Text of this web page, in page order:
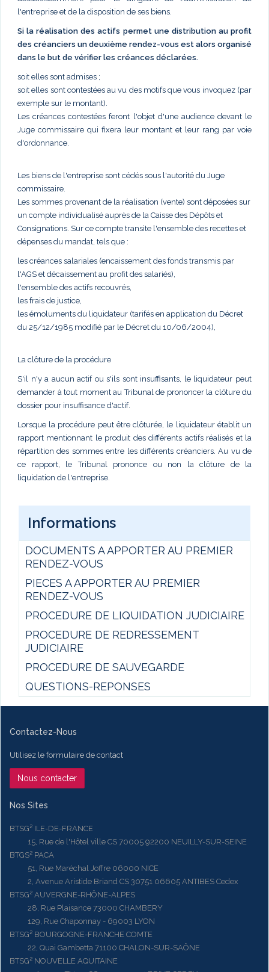
l'entreprise et de la disposition de ses biens.
Si la réalisation des actifs permet une distribution au profit
des créanciers un deuxième rendez-vous est alors organisé
dans le but de vérifier les créances déclarées.
soit elles sont admises ;
soit elles sont contestées au vu des motifs que vous invoquez (par
exemple sur le montant).
Les créances contestées feront l'objet d'une audience devant le
Juge commissaire qui fixera leur montant et leur rang par voie
d'ordonnance.
Les biens de l'entreprise sont cédés sous l'autorité du Juge
commissaire.
Les sommes provenant de la réalisation (vente) sont déposées sur
un compte individualisé auprès de la Caisse des Dépôts et
Consignations. Sur ce compte transite l'ensemble des recettes et
dépenses du mandat, tels que :
les créances salariales (encaissement des fonds transmis par
l'AGS et décaissement au profit des salariés),
l'ensemble des actifs recouvrés,
les frais de justice,
les émoluments du liquidateur (tarifés en application du Décret
du 25/12/1985 modifié par le Décret du 10/06/2004),
La clôture de la procédure
S'il n'y a aucun actif ou s'ils sont insuffisants, le liquidateur peut
demander à tout moment au Tribunal de prononcer la clôture du
dossier pour insuffisance d'actif.
Lorsque la procédure peut être clôturée, le liquidateur établit un
rapport mentionnant le produit des différents actifs réalisés et la
répartition des sommes entre les différents créanciers. Au vu de
ce rapport, le Tribunal prononce ou non la clôture de la
liquidation de l'entreprise.
Informations
DOCUMENTS A APPORTER AU PREMIER
RENDEZ-VOUS
PIECES A APPORTER AU PREMIER
RENDEZ-VOUS
PROCEDURE DE LIQUIDATION JUDICIAIRE
PROCEDURE DE REDRESSEMENT
JUDICIAIRE
PROCEDURE DE SAUVEGARDE
QUESTIONS-REPONSES
Contactez-Nous
Utilisez le formulaire de contact
Nous contacter
Nos Sites
BTSG² ILE-DE-FRANCE
15, Rue de l'Hôtel ville CS 70005 92200 NEUILLY-SUR-SEINE
BTGS² PACA
51, Rue Maréchal Joffre 06000 NICE
2, Avenue Aristide Briand CS 30751 06605 ANTIBES Cedex
BTSG² AUVERGNE-RHÔNE-ALPES
28, Rue Plaisance 73000 CHAMBERY
129, Rue Chaponnay - 69003 LYON
BTSG² BOURGOGNE-FRANCHE COMTE
22, Quai Gambetta 71100 CHALON-SUR-SAÔNE
BTSG² NOUVELLE AQUITAINE